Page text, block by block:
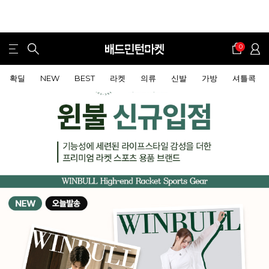
0
확딜 NEW BEST 라켓 의류 신발 가방 셔틀콕